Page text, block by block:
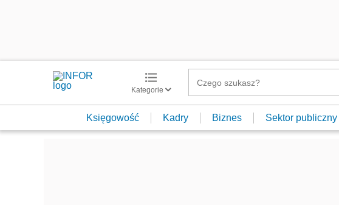
Kategorie
Księgowość Kadry Biznes Sektor publiczny